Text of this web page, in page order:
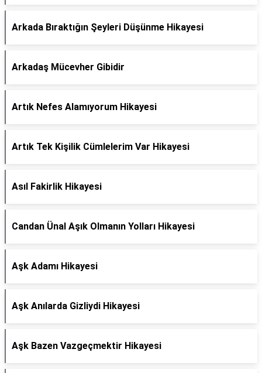
Arkada Bıraktığın Şeyleri Düşünme Hikayesi
Arkadaş Mücevher Gibidir
Artık Nefes Alamıyorum Hikayesi
Artık Tek Kişilik Cümlelerim Var Hikayesi
Asıl Fakirlik Hikayesi
Candan Ünal Aşık Olmanın Yolları Hikayesi
Aşk Adamı Hikayesi
Aşk Anılarda Gizliydi Hikayesi
Aşk Bazen Vazgeçmektir Hikayesi